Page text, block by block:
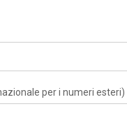
per i numeri esteri)